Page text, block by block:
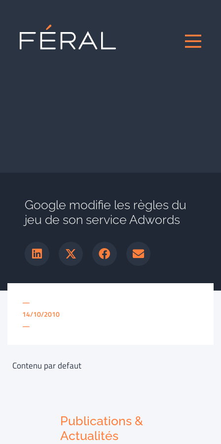
Google modifie les règles du
jeu de son service Adwords
—
14/10/2010
—
Contenu par defaut
Publications &
Actualités